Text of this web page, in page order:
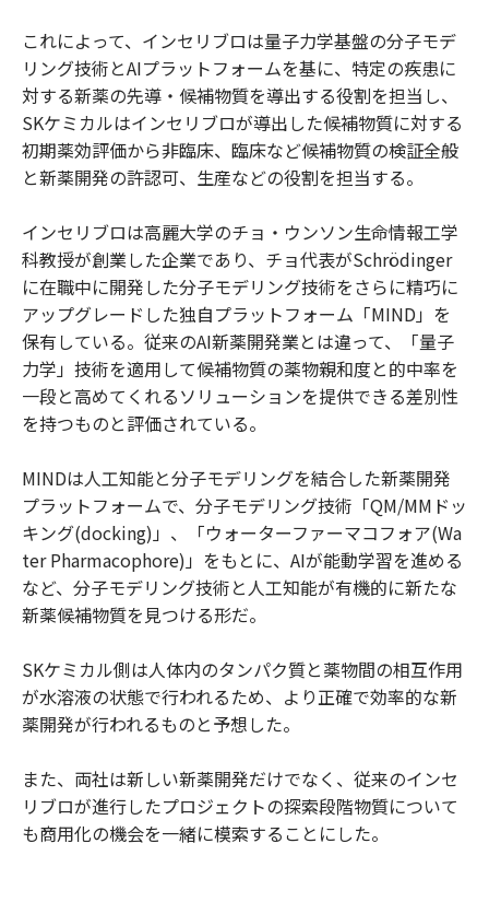
これによって、インセリブロは量子力学基盤の分子モデ
リング技術とAIプラットフォームを基に、特定の疾患に
対する新薬の先導・候補物質を導出する役割を担当し、
SKケミカルはインセリブロが導出した候補物質に対する
初期薬効評価から非臨床、臨床など候補物質の検証全般
と新薬開発の許認可、生産などの役割を担当する。
インセリブロは高麗大学のチョ・ウンソン生命情報工学
科教授が創業した企業であり、チョ代表がSchrödinger
に在職中に開発した分子モデリング技術をさらに精巧に
アップグレードした独自プラットフォーム「MIND」を
保有している。従来のAI新薬開発業とは違って、「量子
力学」技術を適用して候補物質の薬物親和度と的中率を
一段と高めてくれるソリューションを提供できる差別性
を持つものと評価されている。
MINDは人工知能と分子モデリングを結合した新薬開発
プラットフォームで、分子モデリング技術「QM/MMドッ
キング(docking)」、「ウォーターファーマコフォア(Wa
ter Pharmacophore)」をもとに、AIが能動学習を進める
など、分子モデリング技術と人工知能が有機的に新たな
新薬候補物質を見つける形だ。
SKケミカル側は人体内のタンパク質と薬物間の相互作用
が水溶液の状態で行われるため、より正確で効率的な新
薬開発が行われるものと予想した。
また、両社は新しい新薬開発だけでなく、従来のインセ
リブロが進行したプロジェクトの探索段階物質について
も商用化の機会を一緒に模索することにした。